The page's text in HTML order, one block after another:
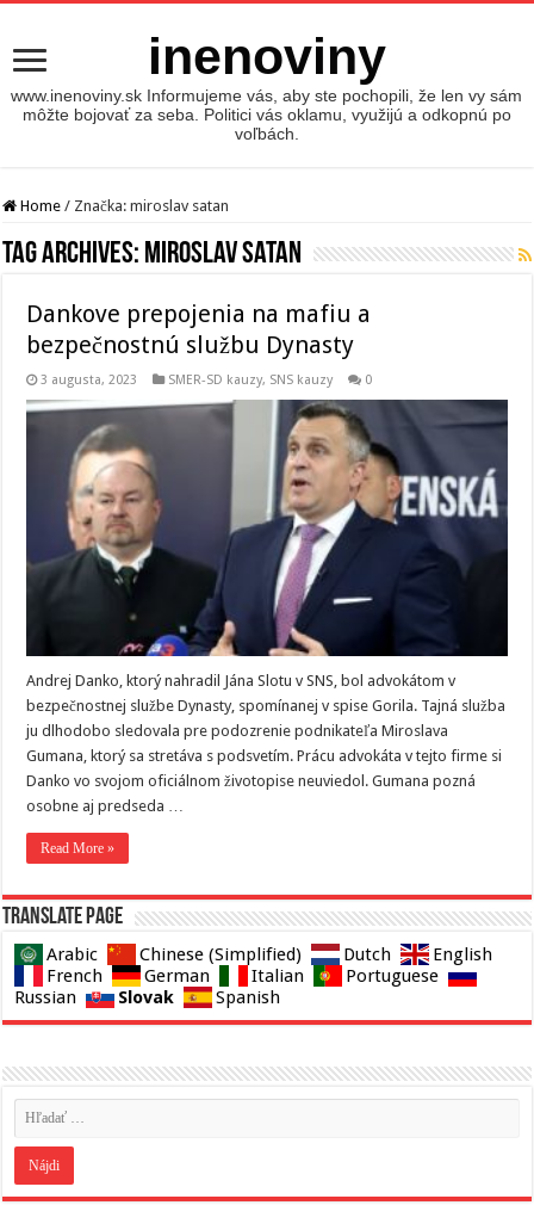
inenoviny
www.inenoviny.sk Informujeme vás, aby ste pochopili, že len vy sám
môžte bojovať za seba. Politici vás oklamu, využijú a odkopnú po
voľbách.
Home / Značka:miroslav satan
Tag Archives: miroslav satan
Dankove prepojenia na mafiu a
bezpečnostnú službu Dynasty
3 augusta, 2023 SMER-SD kauzy, SNS kauzy 0
Andrej Danko, ktorý nahradil Jána Slotu v SNS, bol advokátom v
bezpečnostnej službe Dynasty, spomínanej v spise Gorila. Tajná služba
ju dlhodobo sledovala pre podozrenie podnikateľa Miroslava
Gumana, ktorý sa stretáva s podsvetím. Prácu advokáta v tejto firme si
Danko vo svojom oficiálnom životopise neuviedol. Gumana pozná
osobne aj predseda …
Read More »
Translate page
Arabic Chinese (Simplified) Dutch
English
French
German Italian
Portuguese
Russian
Slovak Spanish